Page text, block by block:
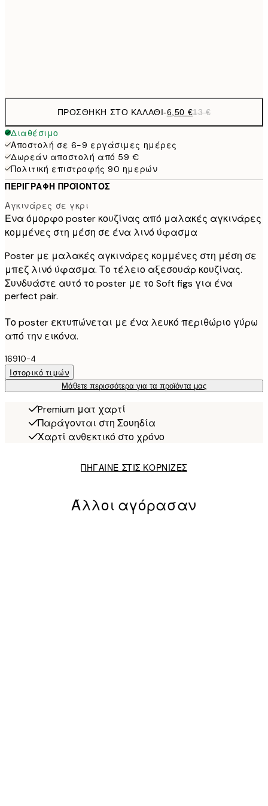
ΠΡΟΣΘΉΚΗ ΣΤΟ ΚΑΛΆΘΙ-6,50 €13 €
Διαθέσιμο
Αποστολή σε 6-9 εργάσιμες ημέρες
Δωρεάν αποστολή από 59 €
Πολιτική επιστροφής 90 ημερών
ΠΕΡΙΓΡΑΦΉ ΠΡΟΪΌΝΤΟΣ
Αγκινάρες σε γκρι
Ένα όμορφο poster κουζίνας από μαλακές αγκινάρες
κομμένες στη μέση σε ένα λινό ύφασμα
Poster με μαλακές αγκινάρες κομμένες στη μέση σε
μπεζ λινό ύφασμα. Το τέλειο αξεσουάρ κουζίνας.
Συνδυάστε αυτό το poster με το Soft figs για ένα
perfect pair.
Το poster εκτυπώνεται με ένα λευκό περιθώριο γύρω
από την εικόνα.
16910-4
Ιστορικό τιμών
Μάθετε περισσότερα για τα προϊόντα μας
Premium ματ χαρτί
Παράγονται στη Σουηδία
Χαρτί ανθεκτικό στο χρόνο
ΠΗΓΑΙΝΕ ΣΤΙΣ ΚΟΡΝΙΖΕΣ
Άλλοι αγόρασαν